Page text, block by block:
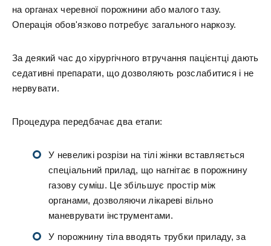
на органах черевної порожнини або малого тазу.
Операція обов'язково потребує загального наркозу.
За деякий час до хірургічного втручання пацієнтці дають
седативні препарати, що дозволяють розслабитися і не
нервувати.
Процедура передбачає два етапи:
У невеликі розрізи на тілі жінки вставляється
спеціальний прилад, що нагнітає в порожнину
газову суміш. Це збільшує простір між
органами, дозволяючи лікареві вільно
маневрувати інструментами.
У порожнину тіла вводять трубки приладу, за